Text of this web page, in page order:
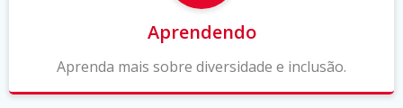
Aprendendo
Aprenda mais sobre diversidade e inclusão.